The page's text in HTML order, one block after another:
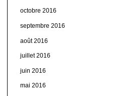
octobre 2016
septembre 2016
août 2016
juillet 2016
juin 2016
mai 2016